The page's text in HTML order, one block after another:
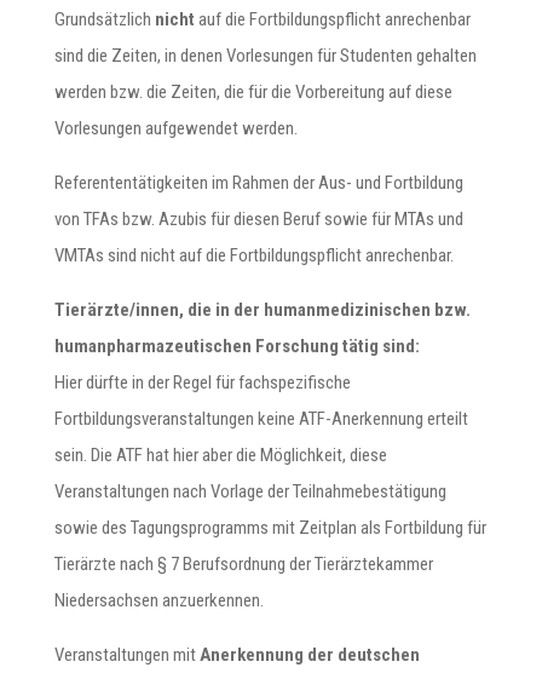
Grundsätzlich nicht auf die Fortbildungspflicht anrechenbar
sind die Zeiten, in denen Vorlesungen für Studenten gehalten
werden bzw. die Zeiten, die für die Vorbereitung auf diese
Vorlesungen aufgewendet werden.
Referententätigkeiten im Rahmen der Aus- und Fortbildung
von TFAs bzw. Azubis für diesen Beruf sowie für MTAs und
VMTAs sind nicht auf die Fortbildungspflicht anrechenbar.
Tierärzte/innen, die in der humanmedizinischen bzw.
humanpharmazeutischen Forschung tätig sind:
Hier dürfte in der Regel für fachspezifische
Fortbildungsveranstaltungen keine ATF-Anerkennung erteilt
sein. Die ATF hat hier aber die Möglichkeit, diese
Veranstaltungen nach Vorlage der Teilnahmebestätigung
sowie des Tagungsprogramms mit Zeitplan als Fortbildung für
Tierärzte nach § 7 Berufsordnung der Tierärztekammer
Niedersachsen anzuerkennen.
Veranstaltungen mitAnerkennung der deutschen